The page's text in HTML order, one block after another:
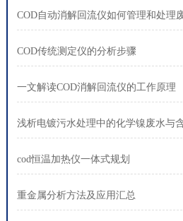
COD自动消解回流仪如何管理和处理
COD传统测定仪的分析步骤
一文解读COD消解回流仪的工作原理
浅析电镀污水处理中的化学镍废水与
cod恒温加热仪一体式规划
重金属分析方法及应用汇总